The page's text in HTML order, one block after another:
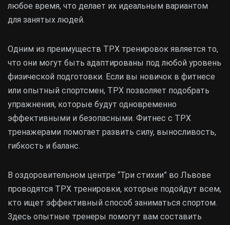
любое время, что делает их идеальным вариантом
для занятых людей.
Одним из преимуществ ТРХ тренировок является то,
что они могут быть адаптированы под любой уровень
физической подготовки. Если вы новичок в фитнесе
или опытный спортсмен, ТРХ позволяет подобрать
упражнения, которые будут одновременно
эффективными и безопасными. Фитнес с ТРХ
тренажерами помогает развить силу, выносливость,
гибкость и баланс.
В оздоровительном центре “Три стихии” во Львове
проводятся ТРХ тренировки, которые подойдут всем,
кто ищет эффективный способ заниматься спортом.
Здесь опытные тренеры помогут вам составить